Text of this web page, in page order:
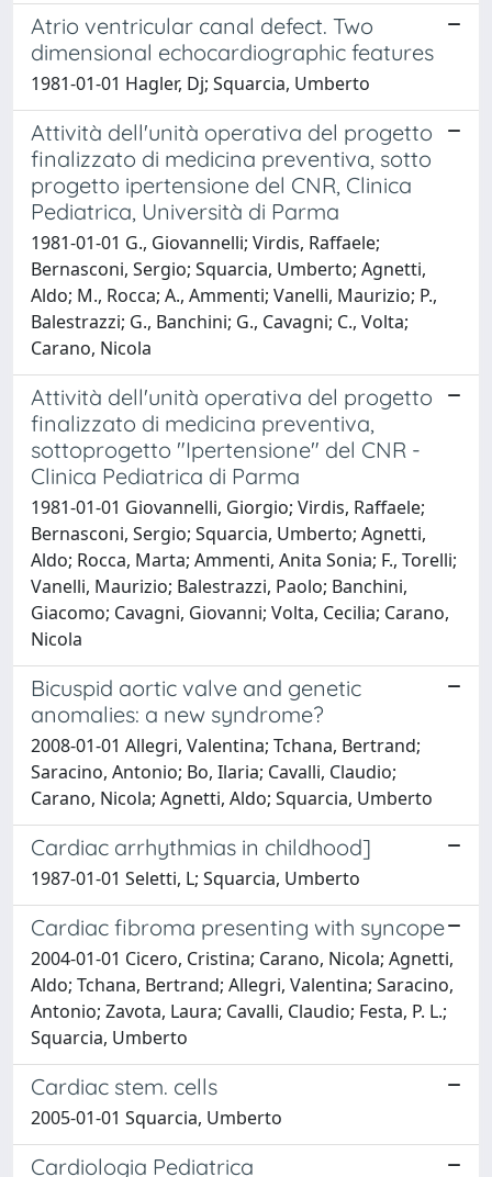
Atrio ventricular canal defect. Two
dimensional echocardiographic features
1981-01-01 Hagler, Dj; Squarcia, Umberto
Attività dell'unità operativa del progetto
finalizzato di medicina preventiva, sotto
progetto ipertensione del CNR, Clinica
Pediatrica, Università di Parma
1981-01-01 G., Giovannelli; Virdis, Raffaele;
Bernasconi, Sergio; Squarcia, Umberto; Agnetti,
Aldo; M., Rocca; A., Ammenti; Vanelli, Maurizio; P.,
Balestrazzi; G., Banchini; G., Cavagni; C., Volta;
Carano, Nicola
Attività dell'unità operativa del progetto
finalizzato di medicina preventiva,
sottoprogetto "Ipertensione" del CNR -
Clinica Pediatrica di Parma
1981-01-01 Giovannelli, Giorgio; Virdis, Raffaele;
Bernasconi, Sergio; Squarcia, Umberto; Agnetti,
Aldo; Rocca, Marta; Ammenti, Anita Sonia; F., Torelli;
Vanelli, Maurizio; Balestrazzi, Paolo; Banchini,
Giacomo; Cavagni, Giovanni; Volta, Cecilia; Carano,
Nicola
Bicuspid aortic valve and genetic
anomalies: a new syndrome?
2008-01-01 Allegri, Valentina; Tchana, Bertrand;
Saracino, Antonio; Bo, Ilaria; Cavalli, Claudio;
Carano, Nicola; Agnetti, Aldo; Squarcia, Umberto
Cardiac arrhythmias in childhood]
1987-01-01 Seletti, L; Squarcia, Umberto
Cardiac fibroma presenting with syncope
2004-01-01 Cicero, Cristina; Carano, Nicola; Agnetti,
Aldo; Tchana, Bertrand; Allegri, Valentina; Saracino,
Antonio; Zavota, Laura; Cavalli, Claudio; Festa, P. L.;
Squarcia, Umberto
Cardiac stem. cells
2005-01-01 Squarcia, Umberto
Cardiologia Pediatrica